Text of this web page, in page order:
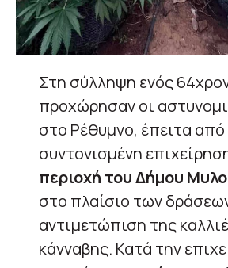
Στη σύλληψη ενός
προχώρησαν οι
στο Ρέθυμνο, έπειτα από
συντονισμένη
περιοχή του Δήμου
στο πλαίσιο των
αντιμετώπιση της
κάνναβης. Κατά την